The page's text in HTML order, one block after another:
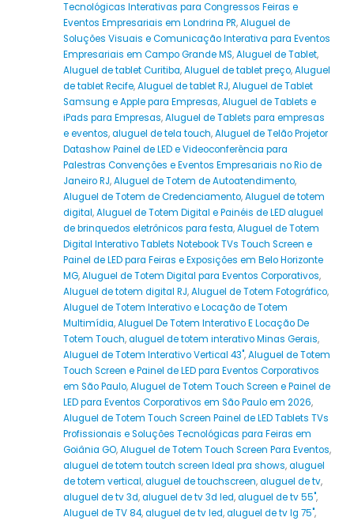
Tecnológicas Interativas para Congressos Feiras e
Eventos Empresariais em Londrina PR,Aluguel de
Soluções Visuais e Comunicação Interativa para Eventos
Empresariais em Campo Grande MS,Aluguel de Tablet,
Aluguel de tablet Curitiba,Aluguel de tablet preço,Aluguel
de tablet Recife,Aluguel de tablet RJ,Aluguel de Tablet
Samsung e Apple para Empresas,Aluguel de Tablets e
iPads para Empresas,Aluguel de Tablets para empresas
e eventos,aluguel de tela touch,Aluguel de Telão Projetor
Datashow Painel de LED e Videoconferência para
Palestras Convenções e Eventos Empresariais no Rio de
Janeiro RJ,Aluguel de Totem de Autoatendimento,
Aluguel de Totem de Credenciamento,Aluguel de totem
digital,Aluguel de Totem Digital e Painéis de LED aluguel
de brinquedos eletrônicos para festa,Aluguel de Totem
Digital Interativo Tablets Notebook TVs Touch Screen e
Painel de LED para Feiras e Exposições em Belo Horizonte
MG,Aluguel de Totem Digital para Eventos Corporativos,
Aluguel de totem digital RJ,Aluguel de Totem Fotográfico,
Aluguel de Totem Interativo e Locação de Totem
Multimídia,Aluguel De Totem Interativo E Locação De
Totem Touch,aluguel de totem interativo Minas Gerais,
Aluguel de Totem Interativo Vertical 43",Aluguel de Totem
Touch Screen e Painel de LED para Eventos Corporativos
em São Paulo,Aluguel de Totem Touch Screen e Painel de
LED para Eventos Corporativos em São Paulo em 2026,
Aluguel de Totem Touch Screen Painel de LED Tablets TVs
Profissionais e Soluções Tecnológicas para Feiras em
Goiânia GO,Aluguel de Totem Touch Screen Para Eventos,
aluguel de totem toutch screen Ideal pra shows,aluguel
de totem vertical,aluguel de touchscreen,aluguel de tv,
aluguel de tv 3d,aluguel de tv 3d led,aluguel de tv 55",
Aluguel de TV 84,aluguel de tv led,aluguel de tv lg 75",